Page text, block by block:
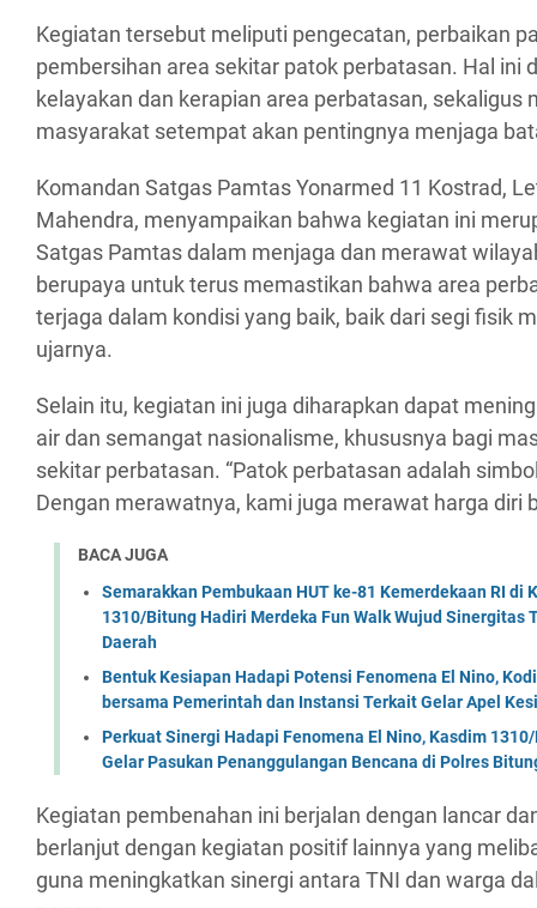
Kegiatan tersebut meliputi pengecatan, perbaikan
pembersihan area sekitar patok perbatasan. Hal ini
kelayakan dan kerapian area perbatasan, sekaligus
masyarakat setempat akan pentingnya menjaga
Komandan Satgas Pamtas Yonarmed 11 Kostrad,
Mahendra, menyampaikan bahwa kegiatan ini
Satgas Pamtas dalam menjaga dan merawat
berupaya untuk terus memastikan bahwa area
terjaga dalam kondisi yang baik, baik dari segi fisik
ujarnya.
Selain itu, kegiatan ini juga diharapkan dapat
air dan semangat nasionalisme, khususnya bagi
sekitar perbatasan. “Patok perbatasan adalah
Dengan merawatnya, kami juga merawat harga diri
BACA JUGA
Semarakkan Pembukaan HUT ke-81 Kemerdekaan RI di
1310/Bitung Hadiri Merdeka Fun Walk Wujud Sinergitas
Daerah
Bentuk Kesiapan Hadapi Potensi Fenomena El Nino,
bersama Pemerintah dan Instansi Terkait Gelar Apel
Perkuat Sinergi Hadapi Fenomena El Nino, Kasdim
Gelar Pasukan Penanggulangan Bencana di Polres
Kegiatan pembenahan ini berjalan dengan lancar
berlanjut dengan kegiatan positif lainnya yang
guna meningkatkan sinergi antara TNI dan warga